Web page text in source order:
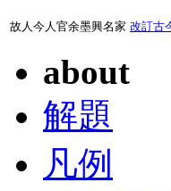
故人今人官余墨興名家 改訂古
about
解題
凡例